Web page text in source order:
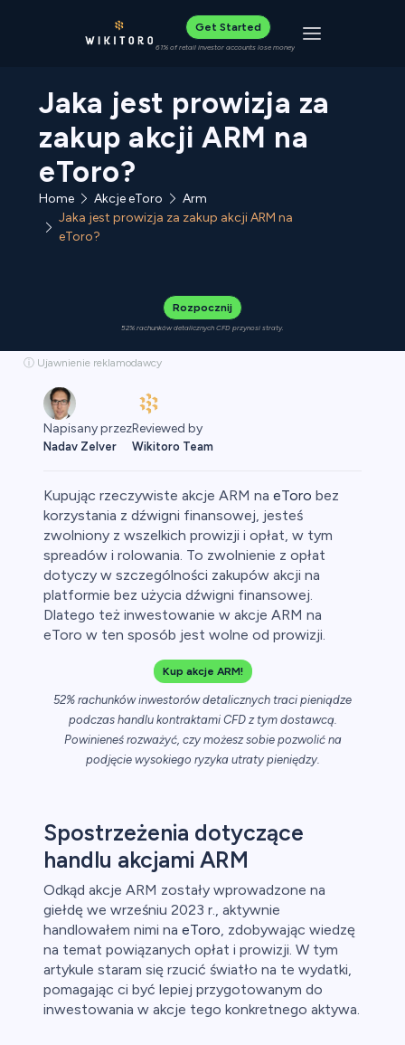
Get Started
61% of retail investor accounts lose money Toggle
Jaka jest prowizja za
zakup akcji ARM na
eToro?
Home Akcje eToro
Arm
Jaka jest prowizja za zakup akcji ARM na
eToro?
Rozpocznij
52% rachunków detalicznych CFD przynosi straty.
ⓘ Ujawnienie reklamodawcy
Napisany przez
Nadav Zelver
Reviewed by
Wikitoro Team
Kupując rzeczywiste akcje ARM na eToro bez
korzystania z dźwigni finansowej, jesteś
zwolniony z wszelkich prowizji i opłat, w tym
spreadów i rolowania. To zwolnienie z opłat
dotyczy w szczególności zakupów akcji na
platformie bez użycia dźwigni finansowej.
Dlatego też inwestowanie w akcje ARM na
eToro w ten sposób jest wolne od prowizji.
Kup akcje ARM!
52% rachunków inwestorów detalicznych traci pieniądze
podczas handlu kontraktami CFD z tym dostawcą.
Powinieneś rozważyć, czy możesz sobie pozwolić na
podjęcie wysokiego ryzyka utraty pieniędzy.
Spostrzeżenia dotyczące
handlu akcjami ARM
Odkąd akcje ARM zostały wprowadzone na
giełdę we wrześniu 2023 r., aktywnie
handlowałem nimi na eToro, zdobywając wiedzę
na temat powiązanych opłat i prowizji. W tym
artykule staram się rzucić światło na te wydatki,
pomagając ci być lepiej przygotowanym do
inwestowania w akcje tego konkretnego aktywa.